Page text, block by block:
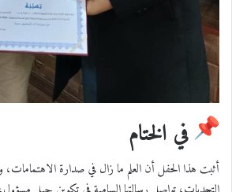
في الختام
أثبت هذا الحفل أن العلم ما زال في صدارة الاهتمامات،